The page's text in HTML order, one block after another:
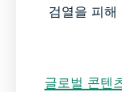
검열을 피해
글로벌 콘텐